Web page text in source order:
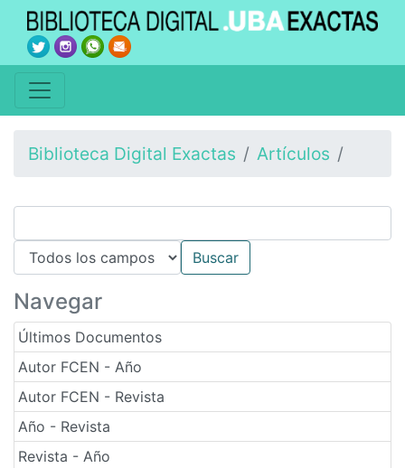
Biblioteca Digital Exactas Artículos
Navegar
Últimos Documentos
Autor FCEN - Año
Autor FCEN - Revista
Año - Revista
Revista - Año